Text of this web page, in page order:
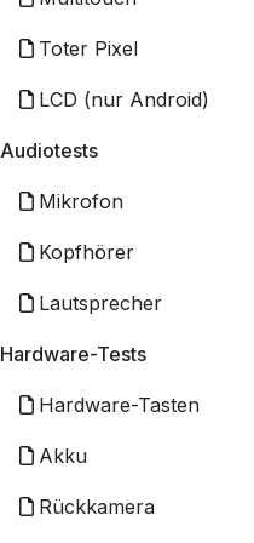
Toter Pixel
LCD (nur Android)
Audiotests
Mikrofon
Kopfhörer
Lautsprecher
Hardware-Tests
Hardware-Tasten
Akku
Rückkamera